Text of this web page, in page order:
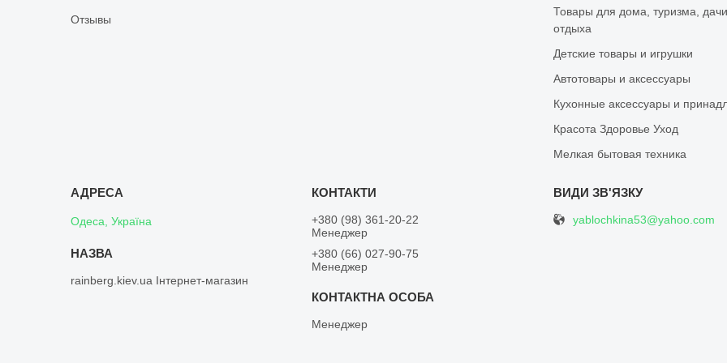
Отзывы
Товары для дома, туризма,
отдыха
Детские товары и игрушки
Автотовары и аксессуары
Кухонные аксессуары и
Красота Здоровье Уход
Мелкая бытовая техника
Одеса, Україна
rainberg.kiev.ua Інтернет-магазин
+380 (98) 361-20-22
Менеджер
+380 (66) 027-90-75
Менеджер
Менеджер
yablochkina53@yahoo.com